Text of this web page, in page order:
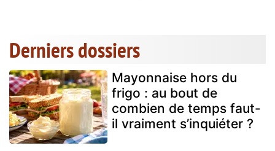
Derniers dossiers
Mayonnaise hors du
frigo : au bout de
combien de temps faut-
il vraiment s’inquiéter ?